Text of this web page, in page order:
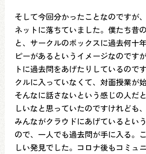
そして今回分かったことなのですが
ネットに落ちていました。僕たち昔
と、サークルのボックスに過去何十
ピーがあるというイメージなのです
トに過去問をあげたりしているので
クルに入っていなくて、対面授業が
そんなに話さないという感じの人だ
しいなと思っていたのですけれども
みんながクラウドにあげているとい
ので、一人でも過去問が手に入る。
しい発見でした。コロナ後もコミュ